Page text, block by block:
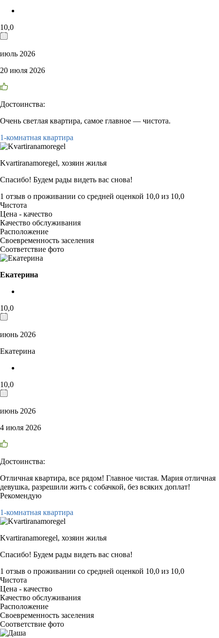
10,0
июль 2026
20 июля 2026
Достоинства:
Очень светлая квартира, самое главное — чистота.
1-комнатная квартира
Kvartiranamoregel, хозяин жилья
Спасибо! Будем рады видеть вас снова!
1 отзыв о проживании со средней оценкой 10,0 из 10,0
Чистота
Цена - качество
Качество обслуживания
Расположение
Своевременность заселения
Соответствие фото
Екатерина
10,0
июнь 2026
Екатерина
10,0
июнь 2026
4 июля 2026
Достоинства:
Отличная квартира, все рядом! Главное чистая. Мария отличная
девушка, разрешили жить с собачкой, без всяких доплат!
Рекомендую
1-комнатная квартира
Kvartiranamoregel, хозяин жилья
Спасибо! Будем рады видеть вас снова!
1 отзыв о проживании со средней оценкой 10,0 из 10,0
Чистота
Цена - качество
Качество обслуживания
Расположение
Своевременность заселения
Соответствие фото